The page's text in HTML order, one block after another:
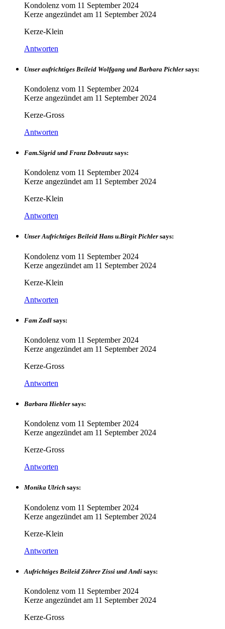
Kondolenz vom 11 September 2024
Kerze angezündet am 11 September 2024
Kerze-Klein
Antworten
Unser aufrichtiges Beileid Wolfgang und Barbara Pichler says:
Kondolenz vom 11 September 2024
Kerze angezündet am 11 September 2024
Kerze-Gross
Antworten
Fam.Sigrid und Franz Dobrautz says:
Kondolenz vom 11 September 2024
Kerze angezündet am 11 September 2024
Kerze-Klein
Antworten
Unser Aufrichtiges Beileid Hans u.Birgit Pichler says:
Kondolenz vom 11 September 2024
Kerze angezündet am 11 September 2024
Kerze-Klein
Antworten
Fam Zadl says:
Kondolenz vom 11 September 2024
Kerze angezündet am 11 September 2024
Kerze-Gross
Antworten
Barbara Hiebler says:
Kondolenz vom 11 September 2024
Kerze angezündet am 11 September 2024
Kerze-Gross
Antworten
Monika Ulrich says:
Kondolenz vom 11 September 2024
Kerze angezündet am 11 September 2024
Kerze-Klein
Antworten
Aufrichtiges Beileid Zöhrer Zissi und Andi says:
Kondolenz vom 11 September 2024
Kerze angezündet am 11 September 2024
Kerze-Gross